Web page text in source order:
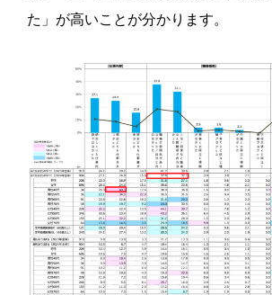
た」が高いことが分かります。